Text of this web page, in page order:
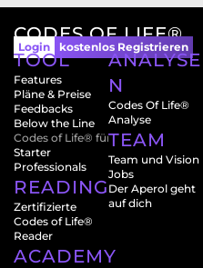
CODES OF LIFE®
Login kostenlos Registrieren
TOOL
Features
Pläne & Preise
Feedbacks
Below the Line
Codes of Life® für
Starter
Professionals
READINGS
Zertifizierte
Codes of Life®
Reader
ANALYSE
N
Codes Of Life®
Analyse
TEAM
Team und Vision
Jobs
Der Aperol geht
auf dich
ACADEMY